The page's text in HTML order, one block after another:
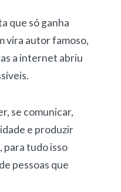
que só ganha
vira autor famoso,
a internet abriu
se comunicar,
e produzir
para tudo isso
pessoas que